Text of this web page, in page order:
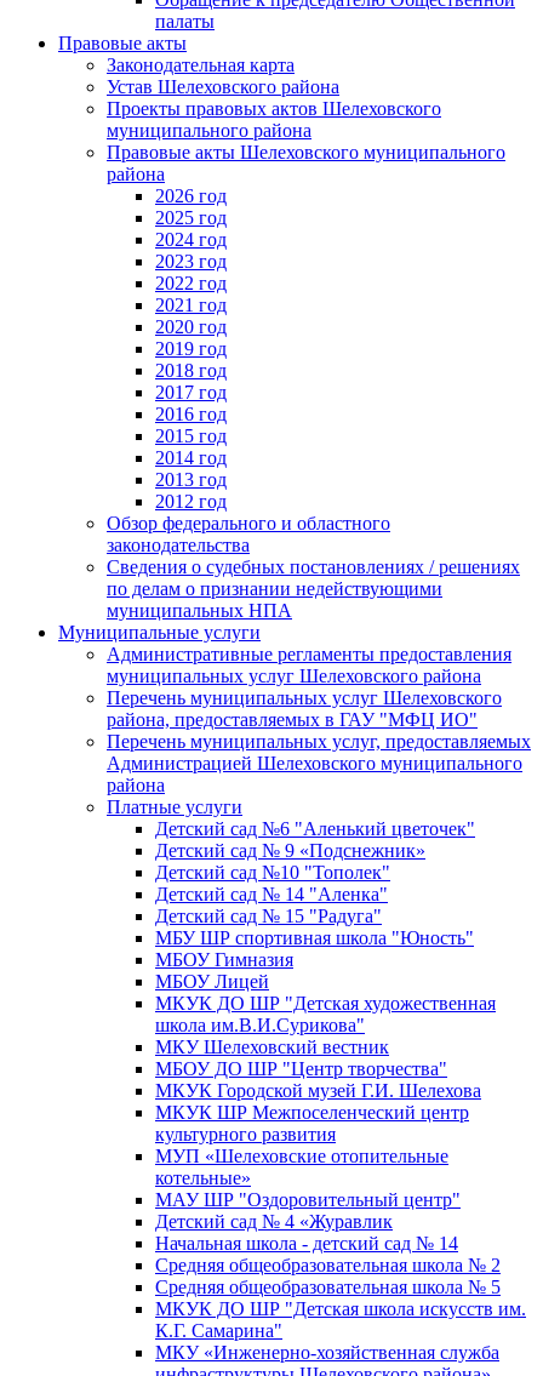
палаты
Правовые акты
Законодательная карта
Устав Шелеховского района
Проекты правовых актов Шелеховского
муниципального района
Правовые акты Шелеховского муниципального
района
2026 год
2025 год
2024 год
2023 год
2022 год
2021 год
2020 год
2019 год
2018 год
2017 год
2016 год
2015 год
2014 год
2013 год
2012 год
Обзор федерального и областного
законодательства
Сведения о судебных постановлениях / решениях
по делам о признании недействующими
муниципальных НПА
Муниципальные услуги
Административные регламенты предоставления
муниципальных услуг Шелеховского района
Перечень муниципальных услуг Шелеховского
района, предоставляемых в ГАУ "МФЦ ИО"
Перечень муниципальных услуг, предоставляемых
Администрацией Шелеховского муниципального
района
Платные услуги
Детский сад №6 "Аленький цветочек"
Детский сад № 9 «Подснежник»
Детский сад №10 "Тополек"
Детский сад № 14 "Аленка"
Детский сад № 15 "Радуга"
МБУ ШР спортивная школа "Юность"
МБОУ Гимназия
МБОУ Лицей
МКУК ДО ШР "Детская художественная
школа им.В.И.Сурикова"
МКУ Шелеховский вестник
МБОУ ДО ШР "Центр творчества"
МКУК Городской музей Г.И. Шелехова
МКУК ШР Межпоселенческий центр
культурного развития
МУП «Шелеховские отопительные
котельные»
МАУ ШР "Оздоровительный центр"
Детский сад № 4 «Журавлик
Начальная школа - детский сад № 14
Средняя общеобразовательная школа № 2
Средняя общеобразовательная школа № 5
МКУК ДО ШР "Детская школа искусств им.
К.Г. Самарина"
МКУ «Инженерно-хозяйственная служба